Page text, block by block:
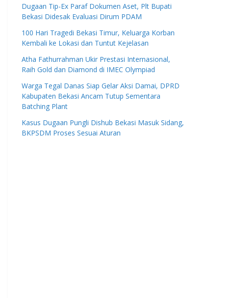
Dugaan Tip-Ex Paraf Dokumen Aset, Plt Bupati
Bekasi Didesak Evaluasi Dirum PDAM
100 Hari Tragedi Bekasi Timur, Keluarga Korban
Kembali ke Lokasi dan Tuntut Kejelasan
Atha Fathurrahman Ukir Prestasi Internasional,
Raih Gold dan Diamond di IMEC Olympiad
Warga Tegal Danas Siap Gelar Aksi Damai, DPRD
Kabupaten Bekasi Ancam Tutup Sementara
Batching Plant
Kasus Dugaan Pungli Dishub Bekasi Masuk Sidang,
BKPSDM Proses Sesuai Aturan